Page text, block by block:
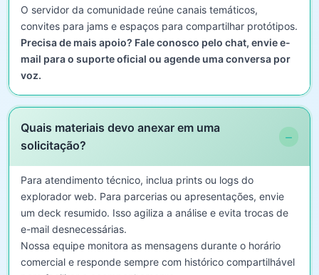
O servidor da comunidade reúne canais temáticos,
convites para jams e espaços para compartilhar protótipos.
Precisa de mais apoio? Fale conosco pelo chat, envie e-
mail para o suporte oficial ou agende uma conversa por
voz.
Quais materiais devo anexar em uma
solicitação?
−
Para atendimento técnico, inclua prints ou logs do
explorador web. Para parcerias ou apresentações, envie
um deck resumido. Isso agiliza a análise e evita trocas de
e-mail desnecessárias.
Nossa equipe monitora as mensagens durante o horário
comercial e responde sempre com histórico compartilhável